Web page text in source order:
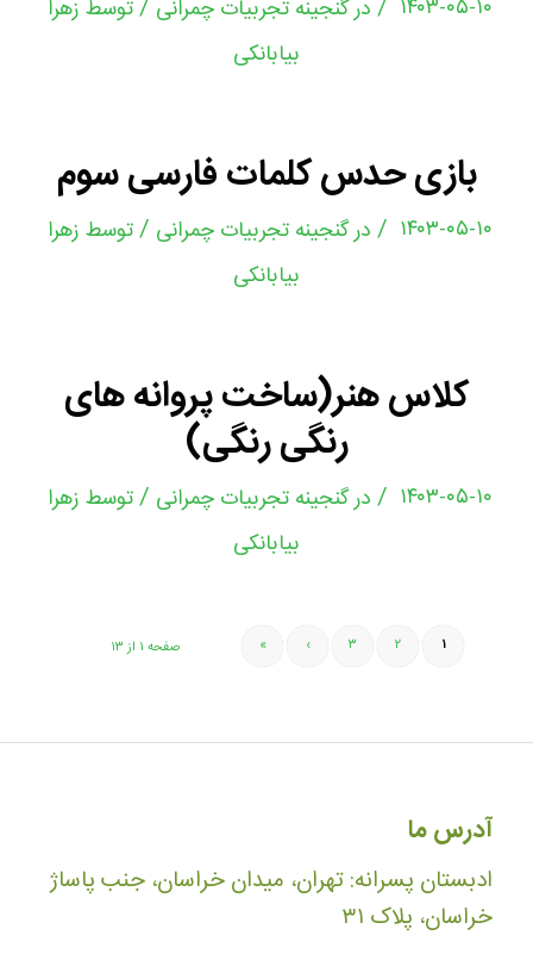
۱۴۰۳-۰۵-۱۰ / درگنجینه تجربیات چمرانی /توسط زهرا
بیابانکی
بازی حدس کلمات فارسی سوم
۱۴۰۳-۰۵-۱۰ / درگنجینه تجربیات چمرانی /توسط زهرا
بیابانکی
کلاس هنر(ساخت پروانه های
رنگی رنگی)
۱۴۰۳-۰۵-۱۰ / درگنجینه تجربیات چمرانی /توسط زهرا
بیابانکی
صفحه ۱ از ۱۳ ۱ ۲ ۳ ›
»
آدرس ما
ادبستان پسرانه: تهران، میدان خراسان، جنب پاساژ
خراسان، پلاک ۳۱